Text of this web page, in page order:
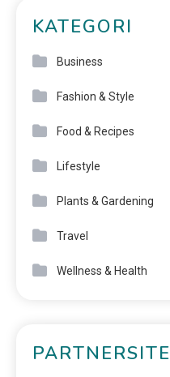
KATEGORI
Business
Fashion & Style
Food & Recipes
Lifestyle
Plants & Gardening
Travel
Wellness & Health
PARTNERSITE